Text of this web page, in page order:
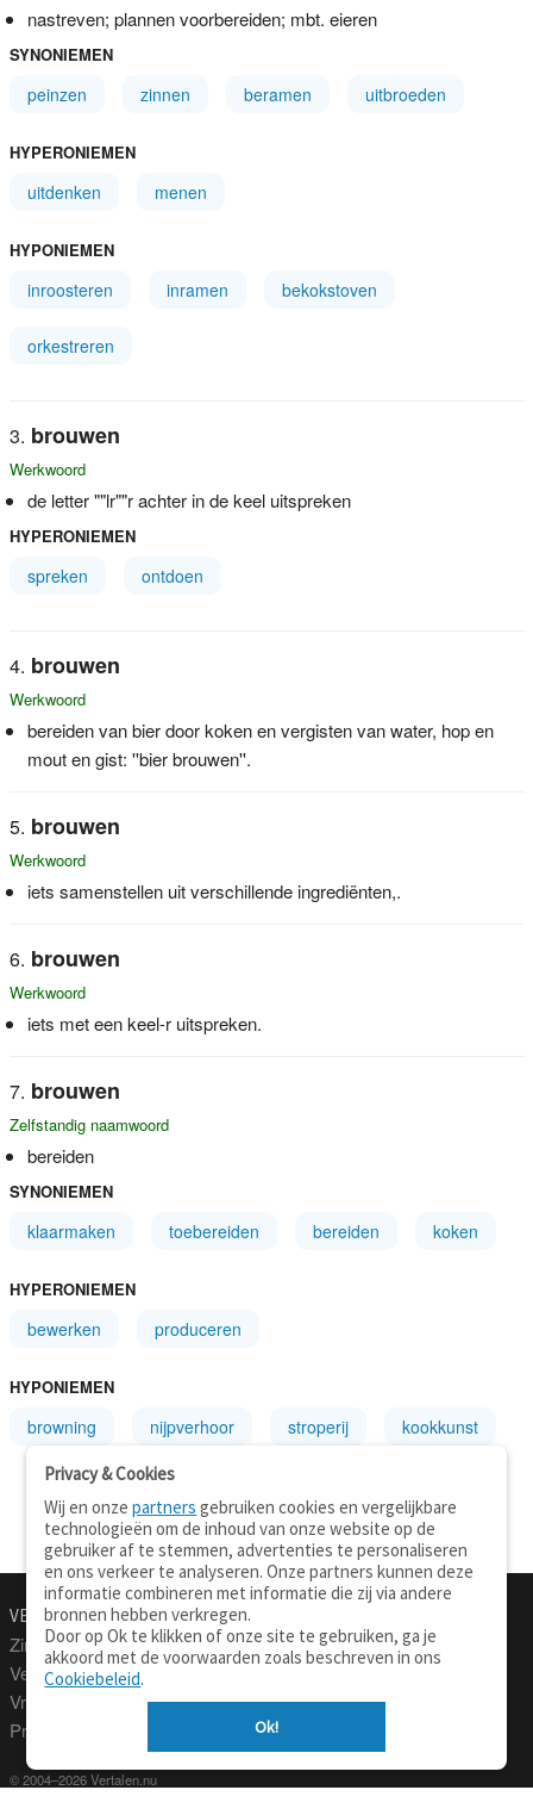
nastreven; plannen voorbereiden; mbt. eieren
SYNONIEMEN
peinzen zinnen beramen uitbroeden
HYPERONIEMEN
uitdenken menen
HYPONIEMEN
inroosteren inramen bekokstoven
orkestreren
brouwen
Werkwoord
de letter ""lr""r achter in de keel uitspreken
HYPERONIEMEN
spreken ontdoen
brouwen
Werkwoord
bereiden van bier door koken en vergisten van water, hop en
mout en gist: ''bier brouwen''.
brouwen
Werkwoord
iets samenstellen uit verschillende ingrediënten,.
brouwen
Werkwoord
iets met een keel-r uitspreken.
brouwen
Zelfstandig naamwoord
bereiden
SYNONIEMEN
klaarmaken toebereiden bereiden koken
HYPERONIEMEN
bewerken produceren
HYPONIEMEN
browning nijpverhoor stroperij kookkunst
VERTALEN.NU
Zinnen vertalen
Verklarend woordenboek
Vraagbaak
Professionele vertaling
© 2004–2026 Vertalen.nu
Over deze site
Privacy
Privacy & Cookies
Wij en onzepartners gebruiken cookies en vergelijkbare
technologieën om de inhoud van onze website op de
gebruiker af te stemmen, advertenties te personaliseren
en ons verkeer te analyseren. Onze partners kunnen deze
informatie combineren met informatie die zij via andere
bronnen hebben verkregen.
Door op Ok te klikken of onze site te gebruiken, ga je
akkoord met de voorwaarden zoals beschreven in ons
Cookiebeleid.
Ok!